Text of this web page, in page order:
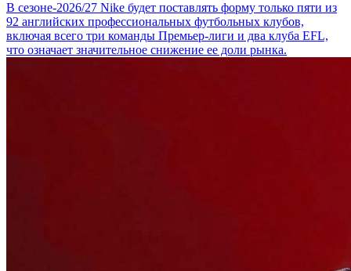
В сезоне-2026/27 Nike будет поставлять форму только пяти из
92 английских профессиональных футбольных клубов,
включая всего три команды Премьер-лиги и два клуба EFL,
что означает значительное снижение ее доли рынка.